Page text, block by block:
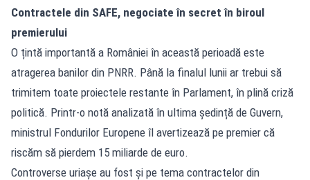
Contractele din SAFE, negociate în secret în biroul
premierului
O țintă importantă a României în această perioadă este
atragerea banilor din PNRR. Până la finalul lunii ar trebui să
trimitem toate proiectele restante în Parlament, în plină criză
politică. Printr-o notă analizată în ultima ședință de Guvern,
ministrul Fondurilor Europene îl avertizează pe premier că
riscăm să pierdem 15 miliarde de euro.
Controverse uriașe au fost și pe tema contractelor din